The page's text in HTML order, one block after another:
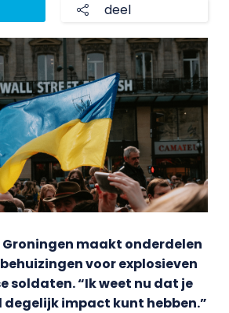
deel
maakt onderdelen
voor explosieven
soldaten. “Ik weet nu dat je
degelijk impact kunt hebben.”